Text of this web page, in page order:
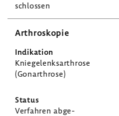
schlossen
Arthro­skopie
Knie­ge­lenks­ar­throse
(Gonar­throse)
Verfahren abge­